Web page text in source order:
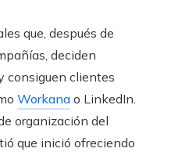
que, después de
deciden
consiguen clientes
Workana o LinkedIn.
organización del
que inició ofreciendo